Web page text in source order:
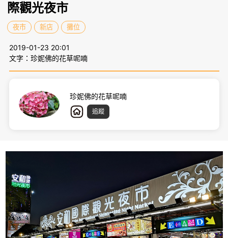
際觀光夜市
夜市 新店 攤位
2019-01-23 20:01
文字：珍妮佛的花草呢喃
珍妮佛的花草呢喃
追蹤